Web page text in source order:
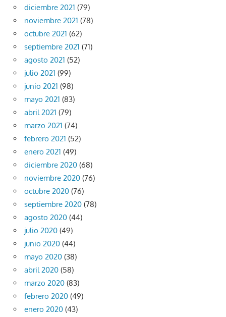
diciembre 2021 (79)
noviembre 2021 (78)
octubre 2021 (62)
septiembre 2021 (71)
agosto 2021 (52)
julio 2021 (99)
junio 2021 (98)
mayo 2021 (83)
abril 2021 (79)
marzo 2021 (74)
febrero 2021 (52)
enero 2021 (49)
diciembre 2020 (68)
noviembre 2020 (76)
octubre 2020 (76)
septiembre 2020 (78)
agosto 2020 (44)
julio 2020 (49)
junio 2020 (44)
mayo 2020 (38)
abril 2020 (58)
marzo 2020 (83)
febrero 2020 (49)
enero 2020 (43)